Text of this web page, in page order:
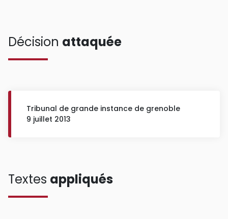
Décision attaquée
Tribunal de grande instance de grenoble
9 juillet 2013
Textes appliqués